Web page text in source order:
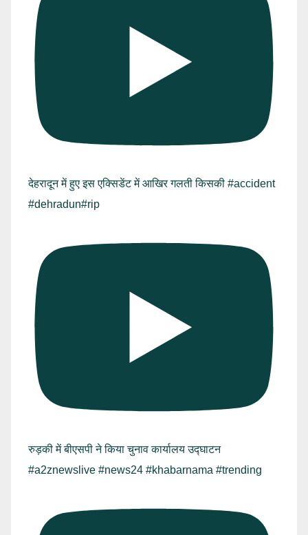
देहरादून में हुए इस एक्सिडेंट में आखिर गलती किसकी #accident
#dehradun#rip
रुड़की में बीएसपी ने किया चुनाव कार्यालय उद्घाटन
#a2znewslive #news24 #khabarnama #trending